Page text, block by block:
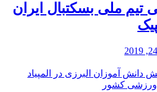
تیم ملی بسکتبال ایران